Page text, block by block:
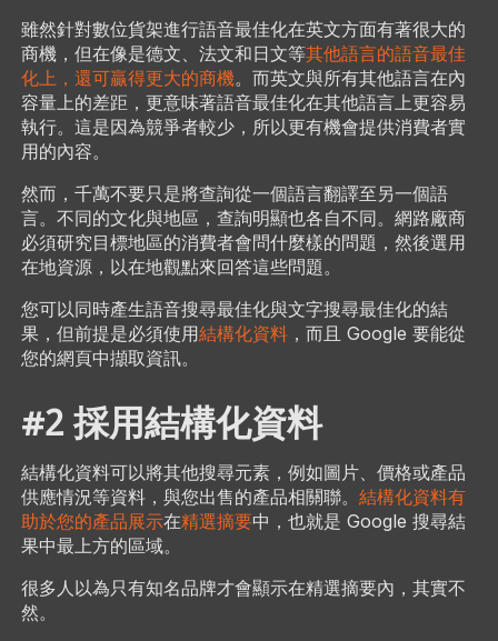
雖然針對數位貨架進行語音最佳化在英文方面有著很大的
商機，但在像是德文、法文和日文等其他語言的語音最佳
化上，還可贏得更大的商機。而英文與所有其他語言在內
容量上的差距，更意味著語音最佳化在其他語言上更容易
執行。這是因為競爭者較少，所以更有機會提供消費者實
用的內容。
然而，千萬不要只是將查詢從一個語言翻譯至另一個語
言。不同的文化與地區，查詢明顯也各自不同。網路廠商
必須研究目標地區的消費者會問什麼樣的問題，然後選用
在地資源，以在地觀點來回答這些問題。
您可以同時產生語音搜尋最佳化與文字搜尋最佳化的結
果，但前提是必須使用結構化資料，而且 Google 要能從
您的網頁中擷取資訊。
#2 採用結構化資料
結構化資料可以將其他搜尋元素，例如圖片、價格或產品
供應情況等資料，與您出售的產品相關聯。 結構化資料有
助於您的產品展示在精選摘要中，也就是 Google 搜尋結
果中最上方的區域。
很多人以為只有知名品牌才會顯示在精選摘要內，其實不
然。